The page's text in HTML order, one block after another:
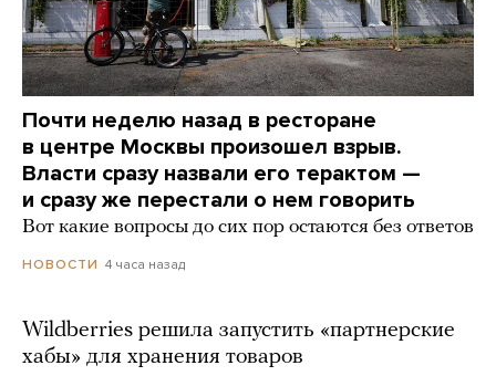
Почти неделю назад в ресторане
в центре Москвы произошел взрыв.
Власти сразу назвали его терактом —
и сразу же перестали о нем говорить
Вот какие вопросы до сих пор остаются без ответов
НОВОСТИ 4 часа назад
Wildberries решила запустить «партнерские
хабы» для хранения товаров